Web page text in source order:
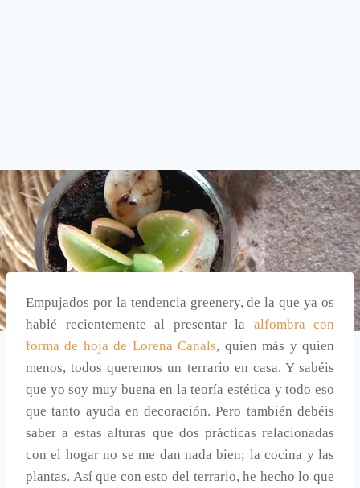
Empujados por la tendencia greenery, de la que ya os
hablé recientemente al presentar la alfombra con
forma de hoja de Lorena Canals, quien más y quien
menos, todos queremos un terrario en casa. Y sabéis
que yo soy muy buena en la teoría estética y todo eso
que tanto ayuda en decoración. Pero también debéis
saber a estas alturas que dos prácticas relacionadas
con el hogar no se me dan nada bien; la cocina y las
plantas. Así que con esto del terrario, he hecho lo que